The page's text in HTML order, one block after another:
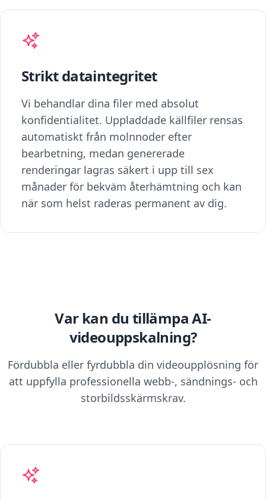
Strikt dataintegritet
Vi behandlar dina filer med absolut
konfidentialitet. Uppladdade källfiler rensas
automatiskt från molnnoder efter
bearbetning, medan genererade
renderingar lagras säkert i upp till sex
månader för bekväm återhämtning och kan
när som helst raderas permanent av dig.
Var kan du tillämpa AI-
videouppskalning?
Fördubbla eller fyrdubbla din videoupplösning för
att uppfylla professionella webb-, sändnings- och
storbildsskärmskrav.